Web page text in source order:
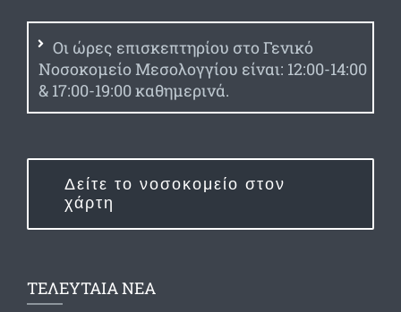
Οι ώρες επισκεπτηρίου στο Γενικό
Νοσοκομείο Μεσολογγίου είναι: 12:00-14:00
& 17:00-19:00 καθημερινά.
Δείτε το νοσοκομείο στον
χάρτη
ΤΕΛΕΥΤΑΙΑ ΝΕΑ